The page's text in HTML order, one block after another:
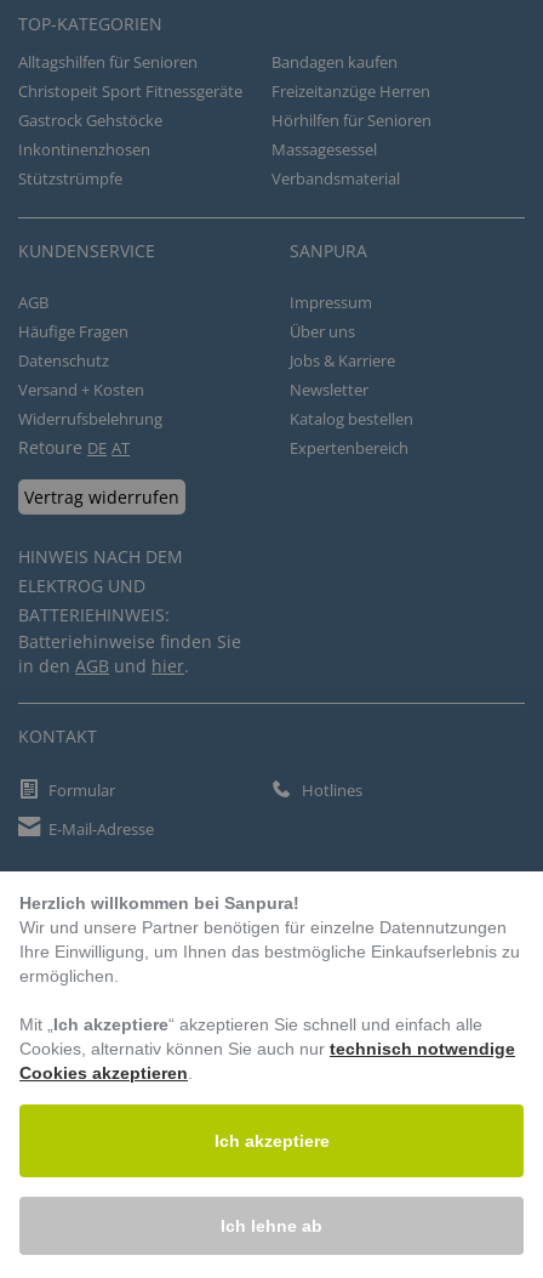
TOP-KATEGORIEN
Alltagshilfen für Senioren
Bandagen kaufen
Christopeit Sport Fitnessgeräte
Freizeitanzüge Herren
Gastrock Gehstöcke
Hörhilfen für Senioren
Inkontinenzhosen
Massagesessel
Stützstrümpfe
Verbandsmaterial
KUNDENSERVICE
AGB
Häufige Fragen
Datenschutz
Versand + Kosten
Widerrufsbelehrung
Retoure DE AT
Vertrag widerrufen
HINWEIS NACH DEM
ELEKTROG UND
BATTERIEHINWEIS:
Batteriehinweise finden Sie
in den AGB und hier.
SANPURA
Impressum
Über uns
Jobs & Karriere
Newsletter
Katalog bestellen
Expertenbereich
KONTAKT
Formular
Hotlines
E-Mail-Adresse
ZAHLUNGSARTEN
Vorkasse
BESUCHEN SIE UNS
Herzlich willkommen bei Sanpura!
Wir und unsere Partner benötigen für einzelne Datennutzungen
Ihre Einwilligung, um Ihnen das bestmögliche Einkaufserlebnis zu
ermöglichen.
Mit „ Ich akzeptiere“ akzeptieren Sie schnell und einfach alle
Cookies, alternativ können Sie auch nur technisch notwendige
Cookies akzeptieren
Ich akzeptiere
Ich lehne ab